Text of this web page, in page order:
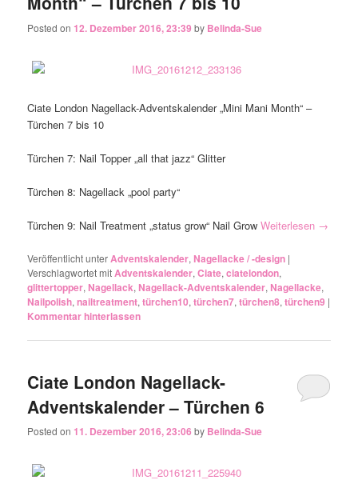
Posted on12. Dezember 2016, 23:39 by Belinda-Sue
Ciate London Nagellack-Adventskalender „Mini Mani Month“ –
Türchen 7 bis 10
Türchen 7: Nail Topper „all that jazz“ Glitter
Türchen 8: Nagellack „pool party“
Türchen 9: Nail Treatment „status grow“ Nail GrowWeiterlesen →
Veröffentlicht unterAdventskalender,Nagellacke / -design |
Verschlagwortet mitAdventskalender,Ciate,ciatelondon,
glittertopper,Nagellack,Nagellack-Adventskalender,Nagellacke,
Nailpolish,nailtreatment,türchen10,türchen7,türchen8,türchen9 |
Kommentar hinterlassen
Ciate London Nagellack-
Adventskalender – Türchen 6
Posted on11. Dezember 2016, 23:06 by Belinda-Sue